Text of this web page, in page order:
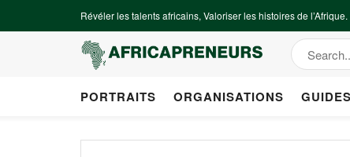
Révéler les talents africains, Valoriser les histoires de l’Afrique.
PORTRAITS ORGANISATIONS GUIDES